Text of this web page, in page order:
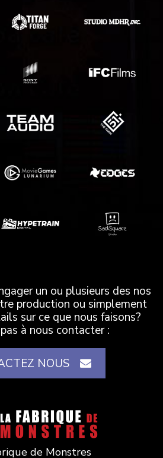
un ou plusieurs des nos
production ou simplement
sur ce que nous faisons?
à nous contacter :
NOUS
de Monstres